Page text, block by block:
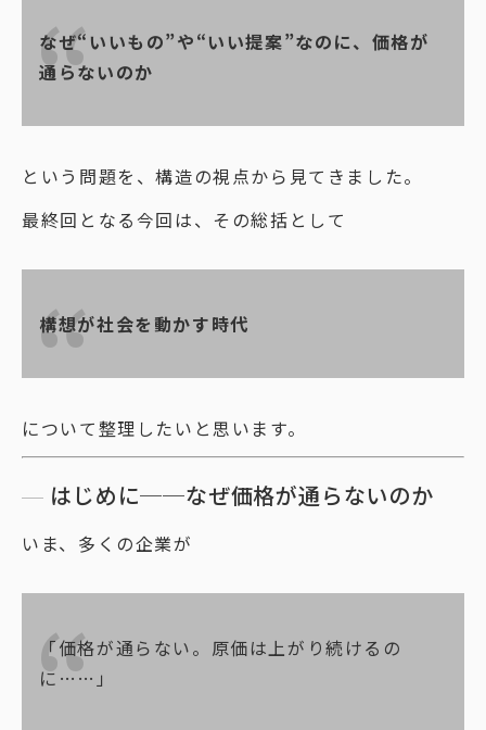
なぜ“いいもの”や“いい提案”なのに、価格が
通らないのか
という問題を、構造の視点から見てきました。
最終回となる今回は、その総括として
構想が社会を動かす時代
について整理したいと思います。
はじめに──なぜ価格が通らないのか
いま、多くの企業が
「価格が通らない。原価は上がり続けるの
に……」